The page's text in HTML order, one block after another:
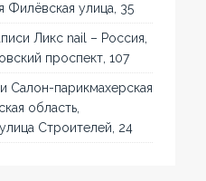
Филёвская улица, 35
Ликс nail – Россия,
проспект, 107
Салон-парикмахерская
область,
Строителей, 24